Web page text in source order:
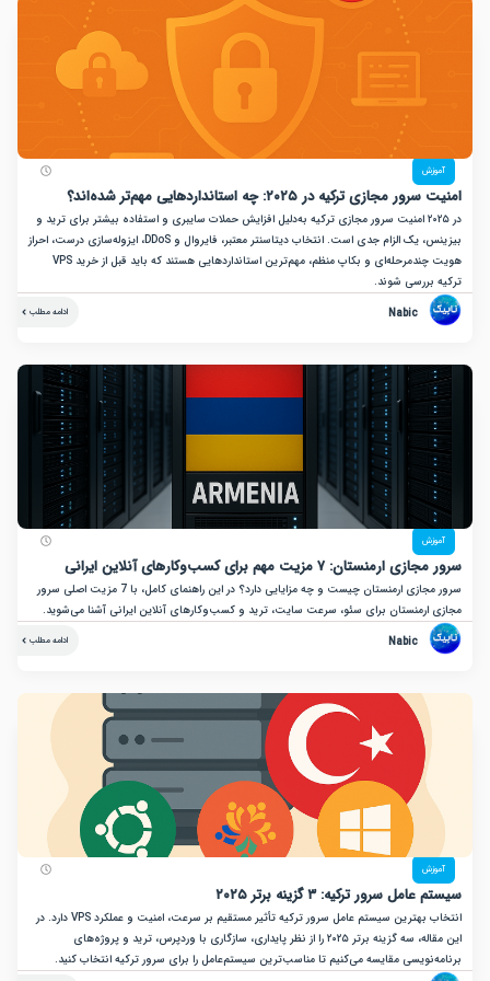
ترکیه در ۲۰۲۵: چه استانداردهایی مهم‌تر شده‌اند؟
در ۲۰۲۵ امنیت سرور مجازی ترکیه به‌دلیل افزایش حملات سایبری و استفاده بیشتر برای ترید و
بیزینس، یک الزام جدی است. انتخاب دیتاسنتر معتبر، فایروال و DDoS، ایزوله‌سازی درست، احراز
هویت چندمرحله‌ای و بکاپ منظم، مهم‌ترین استانداردهایی هستند که باید قبل از خرید VPS
شوند.
Nabic
۷ مزیت مهم برای کسب‌وکارهای آنلاین ایرانی
سرور مجازی ارمنستان چیست و چه مزایایی دارد؟ در این راهنمای کامل، با 7 مزیت اصلی سرور
برای سئو، سرعت سایت، ترید و کسب‌وکارهای آنلاین ایرانی آشنا می‌شوید.
Nabic
سرور ترکیه: ۳ گزینه برتر ۲۰۲۵
انتخاب بهترین سیستم عامل سرور ترکیه تأثیر مستقیم بر سرعت، امنیت و عملکرد VPS دارد. در
این مقاله، سه گزینه برتر ۲۰۲۵ را از نظر پایداری، سازگاری با وردپرس، ترید و پروژه‌های
مقایسه می‌کنیم تا مناسب‌ترین سیستم‌عامل را برای سرور ترکیه انتخاب کنید.